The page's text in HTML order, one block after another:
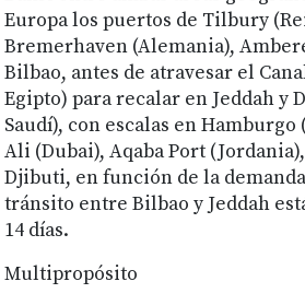
Europa los puertos de Tilbury
Bremerhaven (Alemania),
Bilbao, antes de atravesar el
Egipto) para recalar en Jeddah y
Saudí), con escalas en
Ali (Dubai), Aqaba Port
Djibuti, en función de la
tránsito entre Bilbao y Jeddah
14 días.
Multipropósito